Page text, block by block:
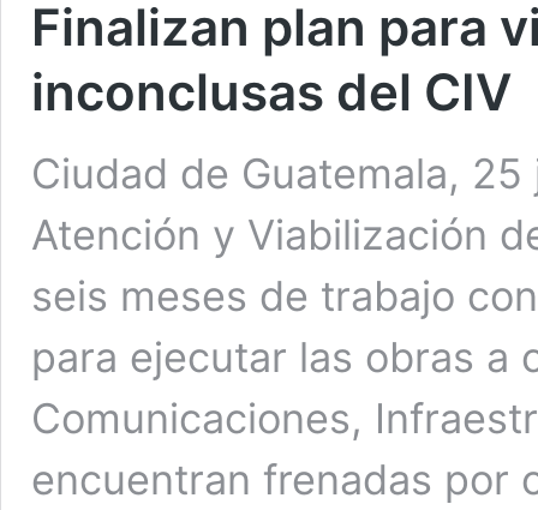
Finalizan plan para
inconclusas del CIV
Ciudad de Guatemala,
Atención y Viabilización
seis meses de trabajo
para ejecutar las obras a
Comunicaciones,
encuentran frenadas por